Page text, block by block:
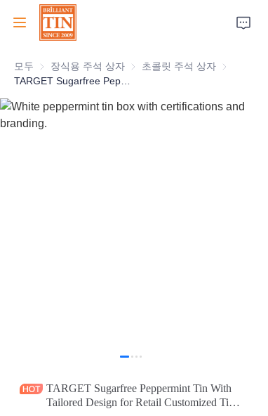
모두 장식용 주석 상자 장식용 주석 상자
초콜릿 주석 상자 초콜릿 주석
TARGET Sugarfree Peppermint Tin With
Tailored Design for Retail Customized Tin
집
회사